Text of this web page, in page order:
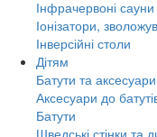
Інфрачервоні сауни
Іонізатори,
Інверсійні столи
Дітям
Батути та аксесуари
Аксесуари до
Батути
Шведські стінки та